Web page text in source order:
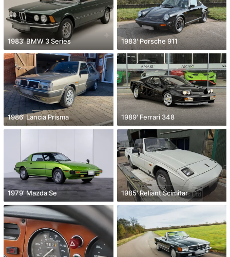
1983' BMW 3 Series 1983' Porsche 911
1986' Lancia Prisma 1989' Ferrari 348
1979' Mazda Se 1985' Reliant Scimitar